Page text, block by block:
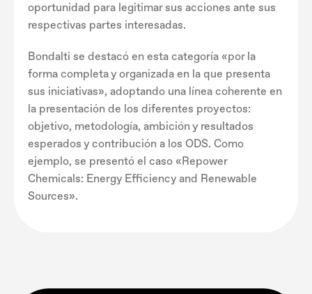
oportunidad para legitimar sus acciones ante sus
respectivas partes interesadas.
Bondalti se destacó en esta categoría «por la
forma completa y organizada en la que presenta
sus iniciativas», adoptando una línea coherente en
la presentación de los diferentes proyectos:
objetivo, metodología, ambición y resultados
esperados y contribución a los ODS. Como
ejemplo, se presentó el caso «Repower
Chemicals: Energy Efficiency and Renewable
Sources».